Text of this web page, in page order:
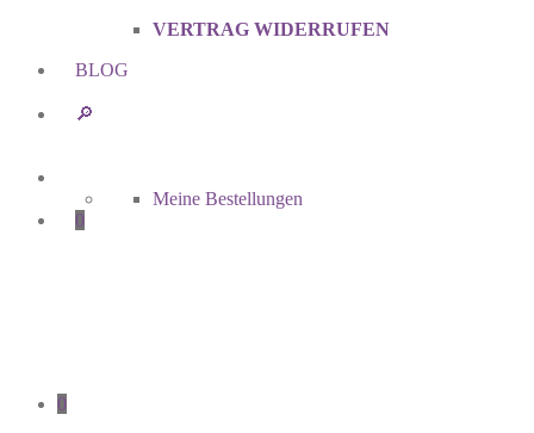
VERTRAG WIDERRUFEN
BLOG
🔎︎
Meine Bestellungen
0
0